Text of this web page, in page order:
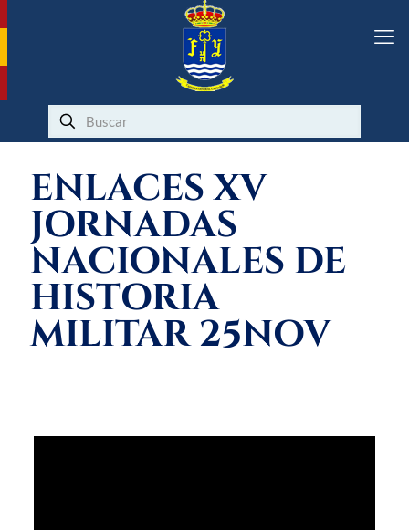
ENLACES XV
JORNADAS
NACIONALES DE
HISTORIA
MILITAR 25NOV